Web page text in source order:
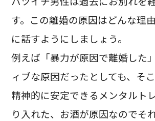
す。この離婚の原因はどんな理
に話すようにしましょう。
例えば「暴力が原因で離婚した
ィブな原因だったとしても、そ
精神的に安定できるメンタルト
り入れた、お酒が原因なのでそ